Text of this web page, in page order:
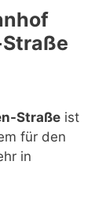
Straße ist
für den
in